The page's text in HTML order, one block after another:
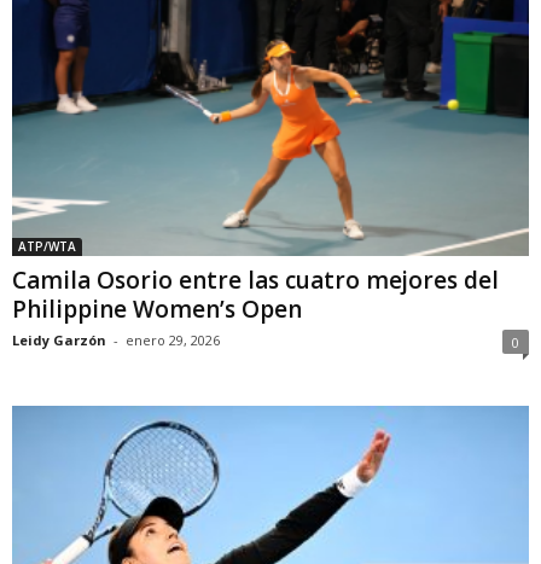
ATP/WTA
Camila Osorio entre las cuatro mejores del
Philippine Women’s Open
Leidy Garzón - enero 29, 2026 0